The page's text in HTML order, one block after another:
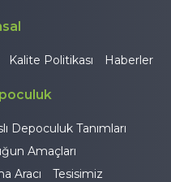
Kalite Politikası Haberler
Depoculuk Tanımları
Amaçları
Aracı
Tesisimiz